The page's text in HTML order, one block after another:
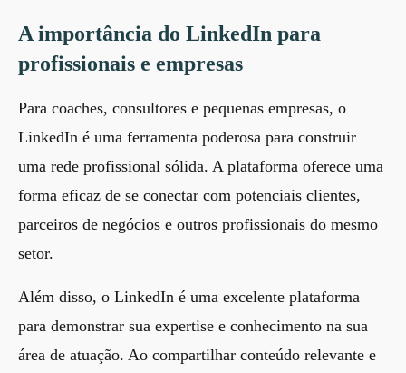
A importância do LinkedIn para
profissionais e empresas
Para coaches, consultores e pequenas empresas, o
LinkedIn é uma ferramenta poderosa para construir
uma rede profissional sólida. A plataforma oferece uma
forma eficaz de se conectar com potenciais clientes,
parceiros de negócios e outros profissionais do mesmo
setor.
Além disso, o LinkedIn é uma excelente plataforma
para demonstrar sua expertise e conhecimento na sua
área de atuação. Ao compartilhar conteúdo relevante e